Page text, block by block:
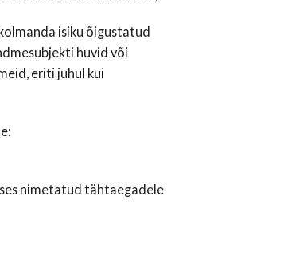
isiku õigustatud
huvid või
eriti juhul kui
nimetatud tähtaegadele